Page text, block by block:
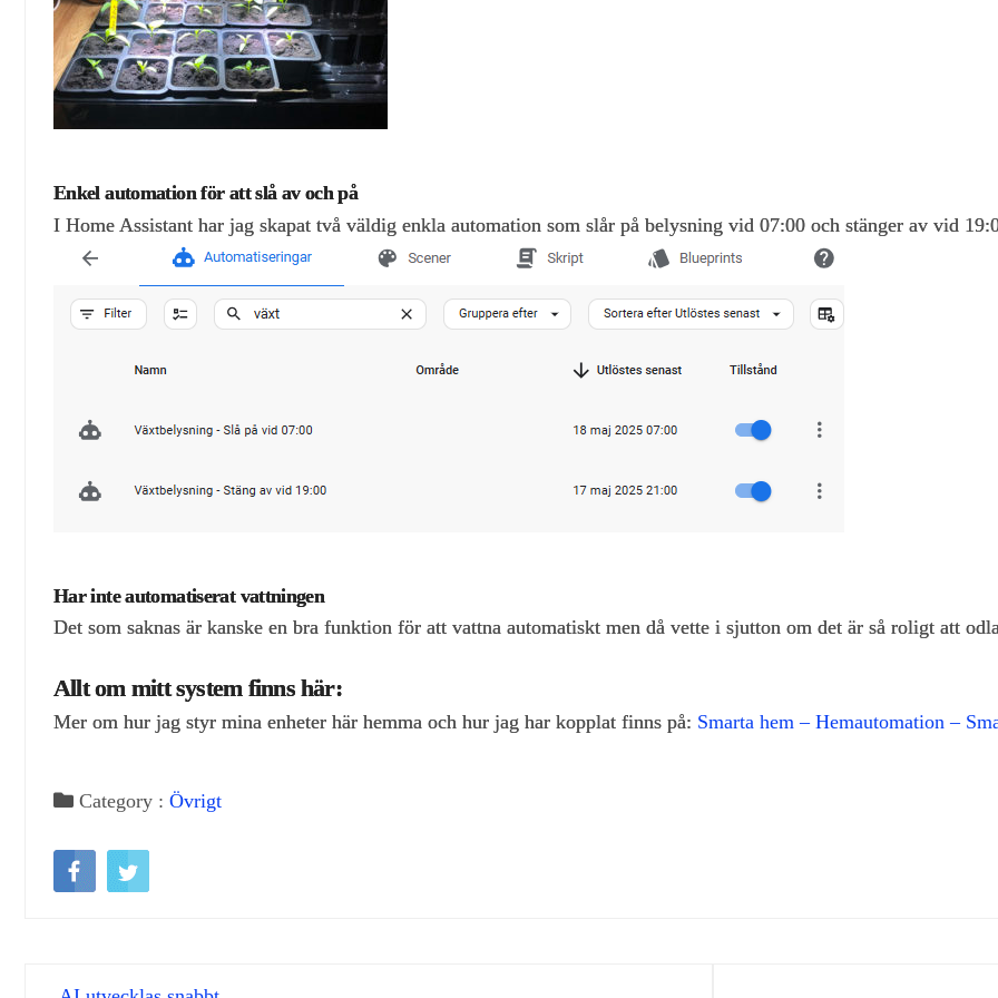
Enkel automation för att slå av och på
I Home Assistant har jag skapat två väldig enkla automation som slår på belysning vid 07:00 och stänger av vid
Har inte automatiserat vattningen
Det som saknas är kanske en bra funktion för att vattna automatiskt men då vette i sjutton om det är så roligt att
Allt om mitt system finns här:
Mer om hur jag styr mina enheter här hemma och hur jag har kopplat finns på: Smarta hem – Hemautomation –
Category : Övrigt